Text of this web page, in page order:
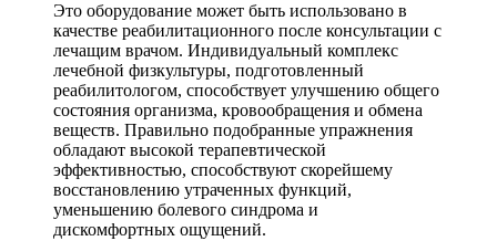
Это оборудование может быть использовано в
качестве реабилитационного после консультации с
лечащим врачом. Индивидуальный комплекс
лечебной физкультуры, подготовленный
реабилитологом, способствует улучшению общего
состояния организма, кровообращения и обмена
веществ. Правильно подобранные упражнения
обладают высокой терапевтической
эффективностью, способствуют скорейшему
восстановлению утраченных функций,
уменьшению болевого синдрома и
дискомфортных ощущений.